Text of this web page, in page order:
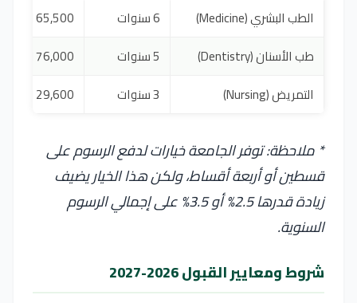
الطب البشري (Medicine)
6 سنوات
65,500 PLN
طب الأسنان (Dentistry)
5 سنوات
76,000 PLN
التمريض (Nursing)
3 سنوات 29,600 PLN
* ملاحظة: توفر الجامعة خيارات لدفع الرسوم على
قسطين أو أربعة أقساط، ولكن هذا الخيار يضيف
زيادة قدرها 2.5% أو 3.5% على إجمالي الرسوم
السنوية.
شروط ومعايير القبول 2026-2027